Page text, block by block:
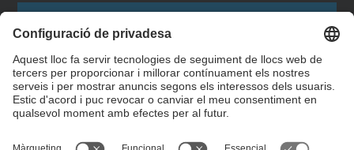
Formulari de contacte
Llista Xarxes Socials